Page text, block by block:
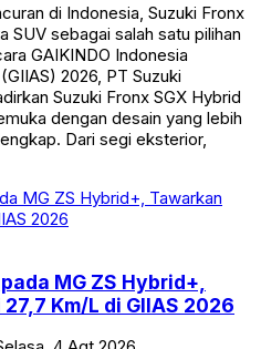
di Indonesia, Suzuki Fronx
SUV sebagai salah satu pilihan
GAIKINDO Indonesia
2026, PT Suzuki
Suzuki Fronx SGX Hybrid
dengan desain yang lebih
Dari segi eksterior,
MG ZS Hybrid+,
Km/L di GIIAS 2026